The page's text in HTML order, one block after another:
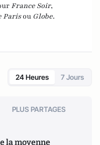
France Soir,
Parisou Globe.
24 Heures 7 Jours
PLUS PARTAGES
la moyenne